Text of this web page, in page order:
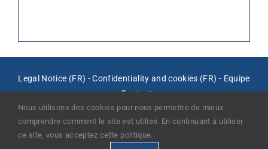
Legal Notice (FR) -Confidentiality and cookies (FR) - Equipe
-Contact
Nous utilisons des cookies pour nous permettre de mieux
comprendre comment le site est utilisé. En continuant à utiliser
ce site, vous acceptez cette politique.